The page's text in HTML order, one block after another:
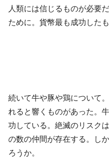
人類には信じるものが必要
ために。貨幣最も成功した
続いて牛や豚や鶏について
れると響くものがあった。
功している。絶滅のリスク
の数の仲間が存在する。し
ろうか。